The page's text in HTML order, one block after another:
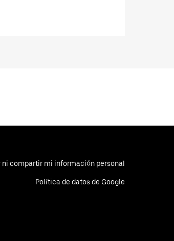
ni compartir mi información personal
Política de datos de Google